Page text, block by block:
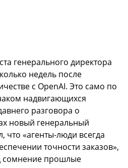
генерального директора
недель после
с OpenAI. Это само по
надвигающихся
разговора о
новый генеральный
что «агенты-люди всегда
точности заказов»,
сомнение прошлые